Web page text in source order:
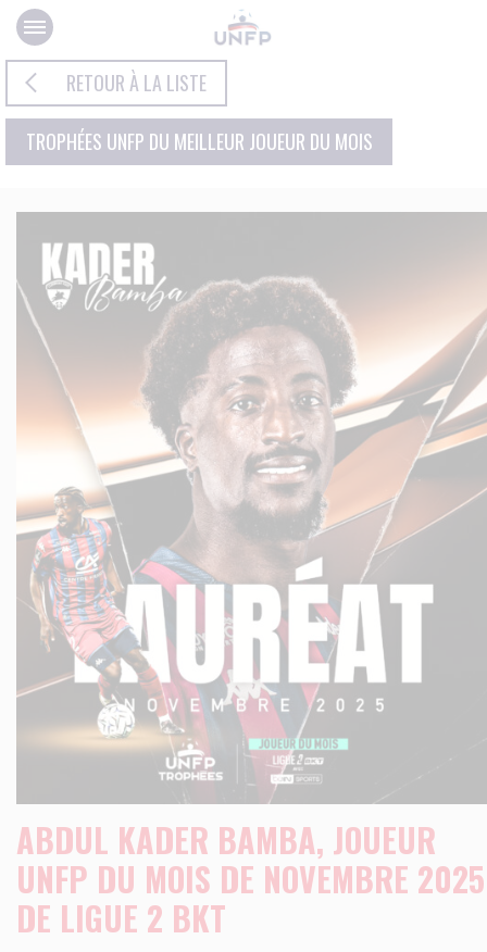
Panneau de gestion des cookies
RETOUR À LA LISTE
TROPHÉES UNFP DU MEILLEUR JOUEUR DU MOIS
ABDUL KADER BAMBA, JOUEUR
UNFP DU MOIS DE NOVEMBRE 2025
DE LIGUE 2 BKT